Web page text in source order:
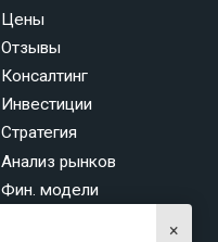
Цены
Отзывы
Консалтинг
Инвестиции
Стратегия
Анализ рынков
Фин. модели
×